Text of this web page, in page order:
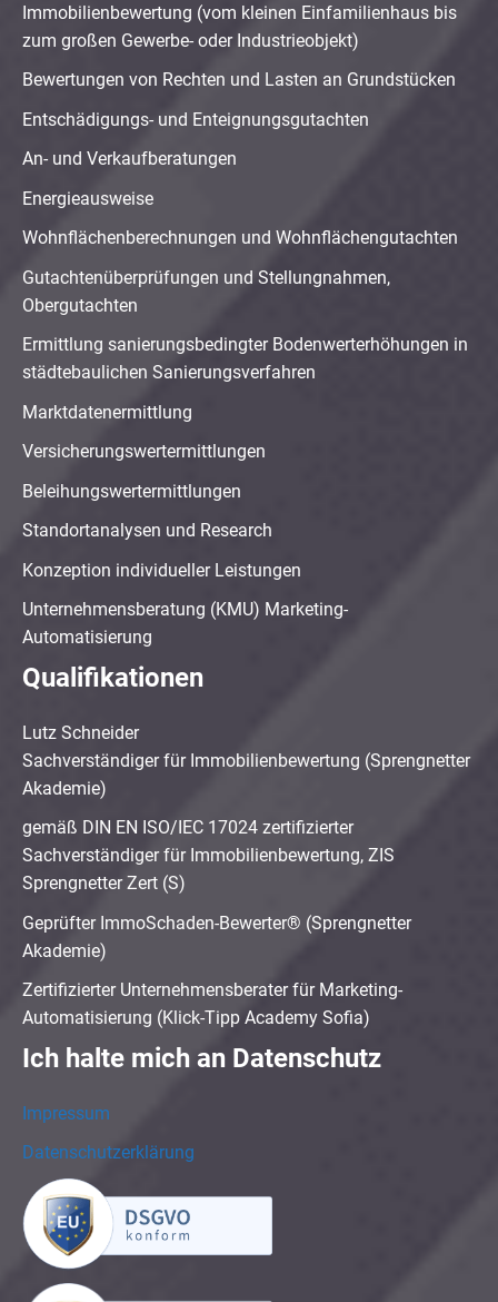
Immobilienbewertung (vom kleinen Einfamilienhaus bis
zum großen Gewerbe- oder Industrieobjekt)
Bewertungen von Rechten und Lasten an Grundstücken
Entschädigungs- und Enteignungsgutachten
An- und Verkaufberatungen
Energieausweise
Wohnflächenberechnungen und Wohnflächengutachten
Gutachtenüberprüfungen und Stellungnahmen,
Obergutachten
Ermittlung sanierungsbedingter Bodenwerterhöhungen in
städtebaulichen Sanierungsverfahren
Marktdatenermittlung
Versicherungswertermittlungen
Beleihungswertermittlungen
Standortanalysen und Research
Konzeption individueller Leistungen
Unternehmensberatung (KMU) Marketing-
Automatisierung
Qualifikationen
Lutz Schneider
Sachverständiger für Immobilienbewertung (Sprengnetter
Akademie)
gemäß DIN EN ISO/IEC 17024 zertifizierter
Sachverständiger für Immobilienbewertung, ZIS
Sprengnetter Zert (S)
Geprüfter ImmoSchaden-Bewerter® (Sprengnetter
Akademie)
Zertifizierter Unternehmensberater für Marketing-
Automatisierung (Klick-Tipp Academy Sofia)
Ich halte mich an Datenschutz
Impressum
Datenschutzerklärung